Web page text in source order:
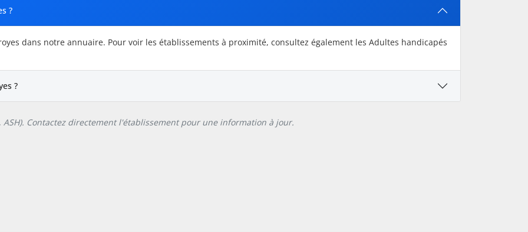
?
dans notre annuaire. Pour voir les établissements à proximité, consultez également les Adultes handicapés
?
Contactez directement l'établissement pour une information à jour.